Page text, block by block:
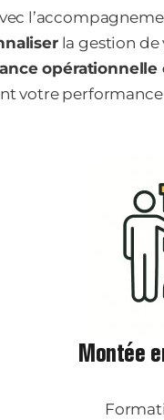
la gestion de
votre
Montée